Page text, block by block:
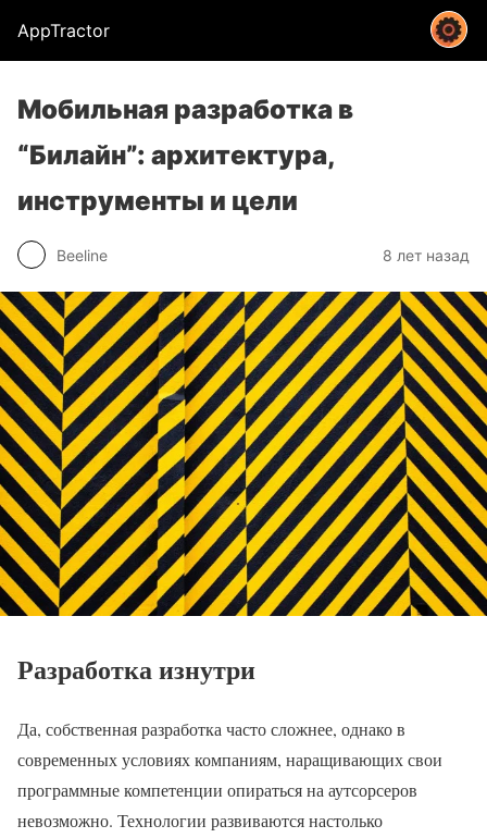
AppTractor
Мобильная разработка в
“Билайн”: архитектура,
инструменты и цели
Beeline 8 лет назад
Разработка изнутри
Да, собственная разработка часто сложнее, однако в
современных условиях компаниям, наращивающих свои
программные компетенции опираться на аутсорсеров
невозможно. Технологии развиваются настолько